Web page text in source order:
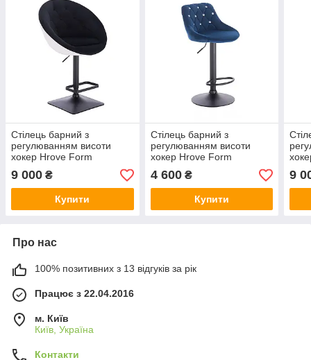
Стілець барний з
регулюванням висоти
хокер Hrove Form
HR8516W велюр чорна з
білим чорна основа
9 000 ₴
Купити
Стілець барний з
регулюванням висоти
хокер Hrove Form
HR931W синій велюр
чорна основа
4 600₴
Купити
9
Про нас
100% позитивних з 13 відгуків за рік
Працює з 22.04.2016
м. Київ
Київ, Україна
Контакти